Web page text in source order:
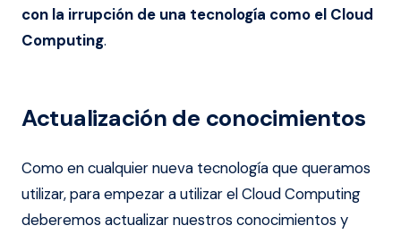
con la irrupción de una tecnología como el Cloud
Computing.
Actualización de conocimientos
Como en cualquier nueva tecnología que queramos
utilizar, para empezar a utilizar el Cloud Computing
deberemos actualizar nuestros conocimientos y